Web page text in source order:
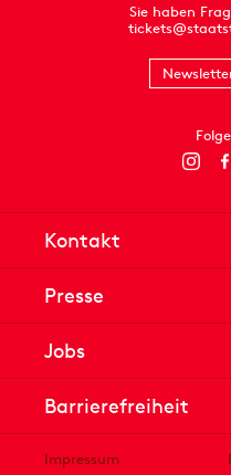
Sie haben
Kontakt
Presse
Jobs
Barrierefreiheit
Impressum